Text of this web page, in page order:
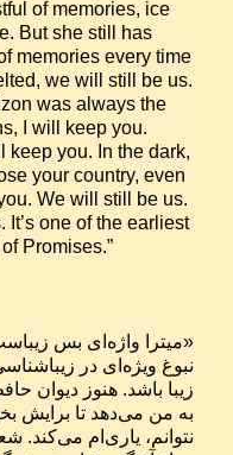
of memories, ice
But she still has
memories every time
we will still be us.
was always the
I will keep you.
keep you. In the dark,
your country, even
We will still be us.
one of the earliest
Promises.”